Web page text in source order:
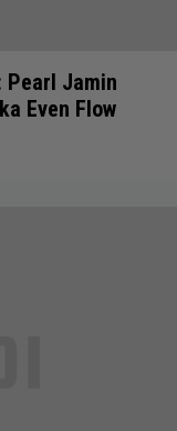
Pearl Jamin
Even Flow